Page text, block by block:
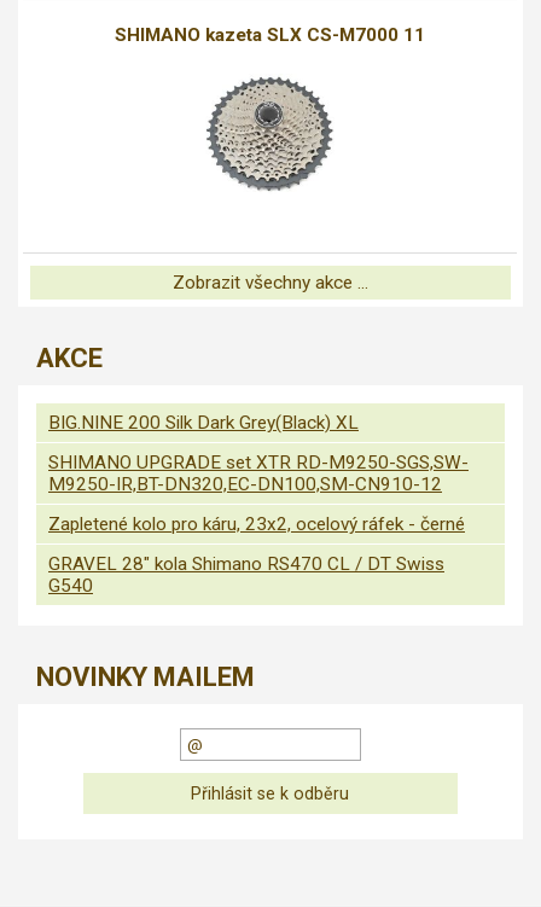
SHIMANO kazeta SLX CS-M7000 11
Zobrazit všechny akce ...
AKCE
BIG.NINE 200 Silk Dark Grey(Black) XL
SHIMANO UPGRADE set XTR RD-M9250-SGS,SW-
M9250-IR,BT-DN320,EC-DN100,SM-CN910-12
Zapletené kolo pro káru, 23x2, ocelový ráfek - černé
GRAVEL 28" kola Shimano RS470 CL / DT Swiss
G540
NOVINKY MAILEM